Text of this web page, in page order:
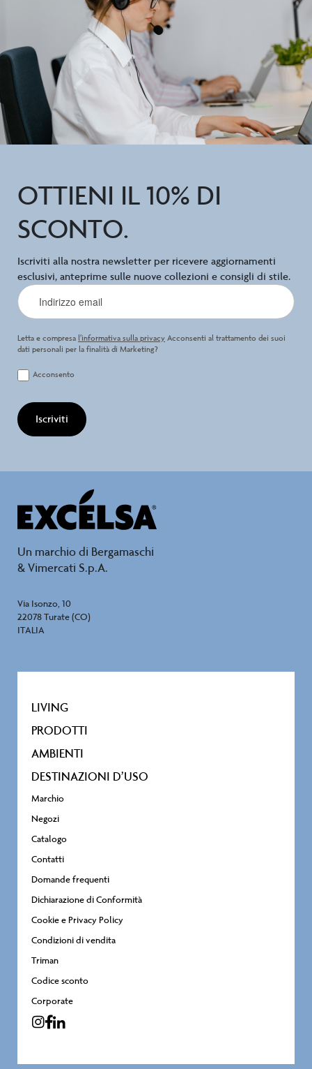
OTTIENI IL 10% DI
SCONTO.
Iscriviti alla nostra newsletter per ricevere aggiornamenti
esclusivi, anteprime sulle nuove collezioni e consigli di stile.
Letta e compresa l’informativa sulla privacy Acconsenti al trattamento dei suoi
dati personali per la finalità di Marketing?
Acconsento
Iscriviti
Un marchio di Bergamaschi
& Vimercati S.p.A.
Via Isonzo, 10
22078 Turate (CO)
ITALIA
LIVING
PRODOTTI
AMBIENTI
DESTINAZIONI D’USO
Marchio
Negozi
Catalogo
Contatti
Domande frequenti
Dichiarazione di Conformità
Cookie e Privacy Policy
Condizioni di vendita
Triman
Codice sconto
Corporate